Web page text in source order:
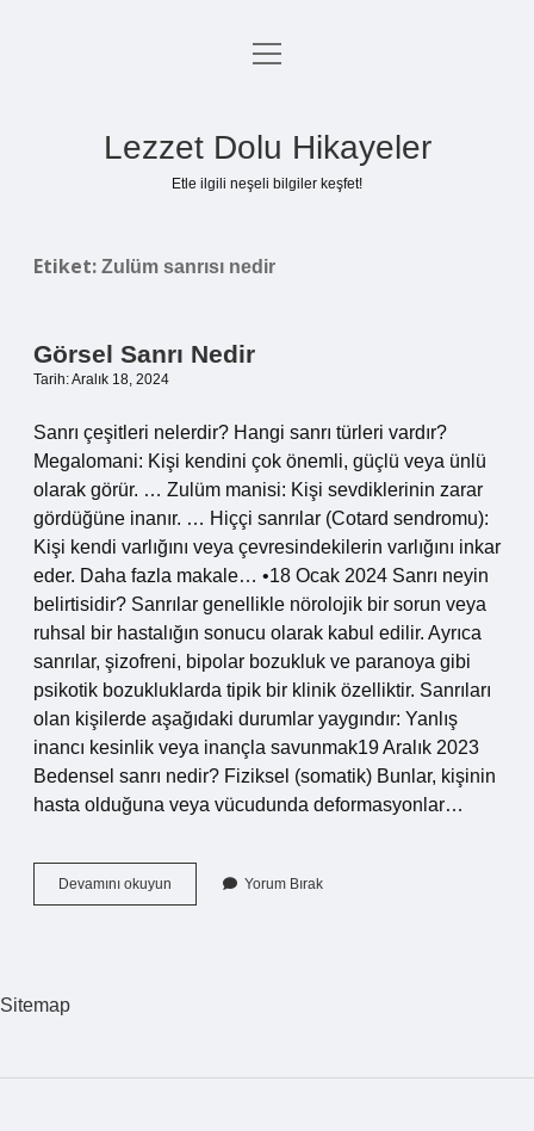
Anasayfa
menüyü
Lezzet Dolu Hikayeler
Etle ilgili neşeli bilgiler keşfet!
Etiket: Zulüm sanrısı nedir
Görsel Sanrı Nedir
Tarih: Aralık 18, 2024
Sanrı çeşitleri nelerdir? Hangi sanrı türleri vardır?
Megalomani: Kişi kendini çok önemli, güçlü veya ünlü
olarak görür. … Zulüm manisi: Kişi sevdiklerinin zarar
gördüğüne inanır. … Hiççi sanrılar (Cotard sendromu):
Kişi kendi varlığını veya çevresindekilerin varlığını inkar
eder. Daha fazla makale… •18 Ocak 2024 Sanrı neyin
belirtisidir? Sanrılar genellikle nörolojik bir sorun veya
ruhsal bir hastalığın sonucu olarak kabul edilir. Ayrıca
sanrılar, şizofreni, bipolar bozukluk ve paranoya gibi
psikotik bozukluklarda tipik bir klinik özelliktir. Sanrıları
olan kişilerde aşağıdaki durumlar yaygındır: Yanlış
inancı kesinlik veya inançla savunmak19 Aralık 2023
Bedensel sanrı nedir? Fiziksel (somatik) Bunlar, kişinin
hasta olduğuna veya vücudunda deformasyonlar…
Devamını okuyun
Sanrı
Yorum Bırak
Sitemap